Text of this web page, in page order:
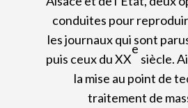
conduites pour
les journaux qui sont
puis ceux du XX
e
siècle.
la mise au point de
traitement de